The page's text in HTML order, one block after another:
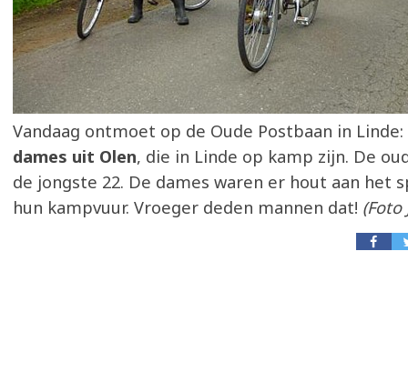
Vandaag ontmoet op de Oude Postbaan in Linde:
dames uit Olen, die in Linde op kamp zijn. De
de jongste 22. De dames waren er hout aan het
hun kampvuur. Vroeger deden mannen dat! (Foto